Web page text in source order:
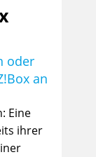
oder
an
Eine
ihrer